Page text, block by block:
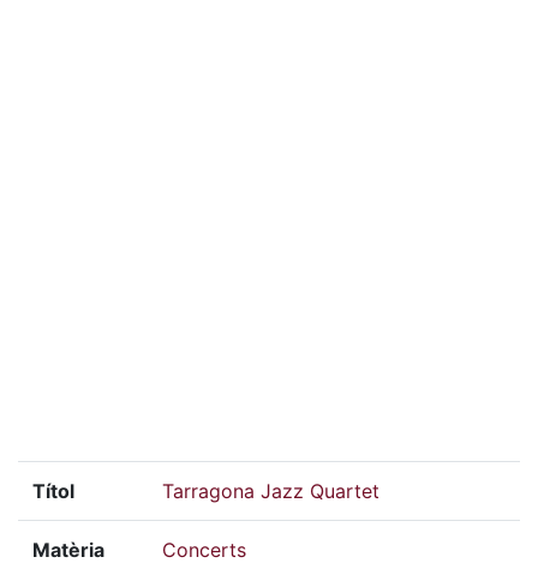
Títol Tarragona Jazz Quartet
Matèria Concerts